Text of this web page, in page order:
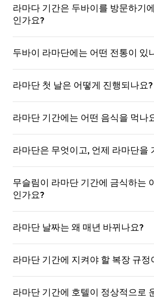
라마다 기간은 두바이를 방문하기
인가요?
두바이 라마단에는 어떤 전통이 있
라마단 첫 날은 어떻게 진행되나요?
라마단 기간에는 어떤 음식을 먹나
라마단은 무엇이고, 언제 라마단을
무슬림이 라마단 기간에 금식하는
인가요?
라마단 날짜는 왜 매년 바뀌나요?
라마단 기간에 지켜야 할 복장 규정
라마단 기간에 호텔이 정상적으로